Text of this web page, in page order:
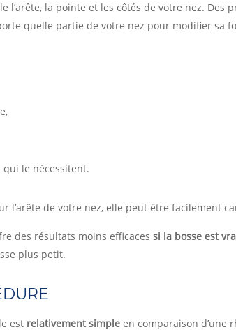
l’arête, la pointe et les côtés de votre nez. Des
quelle partie de votre nez pour modifier sa
le nécessitent.
l’arête de votre nez, elle peut être facilement
des résultats moins efficaces si la bosse est
plus petit.
est relativement simple en comparaison d’une